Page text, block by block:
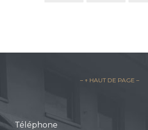
– ↑ HAUT DE PAGE –
Téléphone